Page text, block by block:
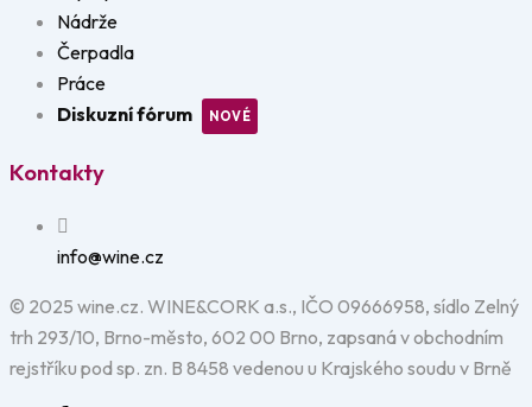
Nádrže
Čerpadla
Práce
Diskuzní fórum
Kontakty
info@wine.cz
© 2025 wine.cz. WINE&CORK a.s., IČO 09666958, sídlo Zelný
trh 293/10, Brno-město, 602 00 Brno, zapsaná v obchodním
rejstříku pod sp. zn. B 8458 vedenou u Krajského soudu v Brně